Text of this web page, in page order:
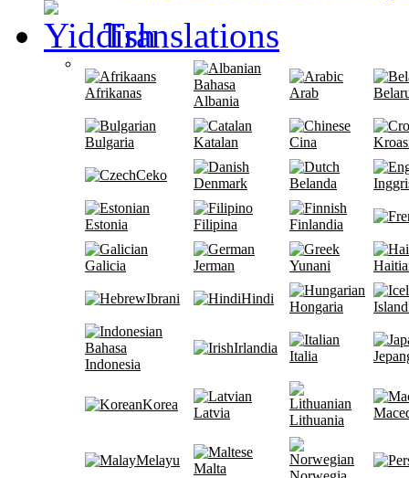
Translations
Afrikanas
Bahasa
Albania
Arab
Bulgaria Katalan Cina
Ceko
Denmark Belanda
Estonia Filipina Finlandia
Galicia Jerman Yunani
Ibrani Hindi
Hongaria
Bahasa
Indonesia
Irlandia
Italia
Korea
Latvia Lithuania
Melayu
Malta